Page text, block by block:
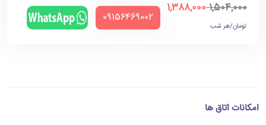
1,504,000
1,388,000
تومان/هر شب
‪09156469002‬
امکانات اتاق ها